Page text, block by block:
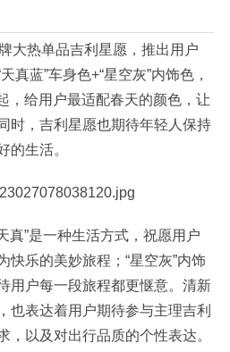
大热单品吉利星愿，推出用户
真蓝”车身色+“星空灰”内饰色，
，给用户最适配春天的颜色，让
时，吉利星愿也期待年轻人保持
的生活。
真”是一种生活方式，祝愿用户
快乐的美妙旅程；“星空灰”内饰
用户每一段旅程都更惬意。清新
也表达着用户期待参与主理吉利
，以及对出行品质的个性表达。